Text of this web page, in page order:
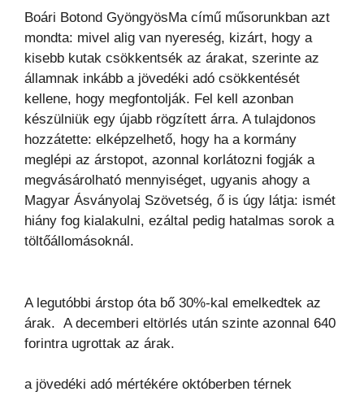
Boári Botond GyöngyösMa című műsorunkban azt
mondta: mivel alig van nyereség, kizárt, hogy a
kisebb kutak csökkentsék az árakat, szerinte az
államnak inkább a jövedéki adó csökkentését
kellene, hogy megfontolják. Fel kell azonban
készülniük egy újabb rögzített árra. A tulajdonos
hozzátette: elképzelhető, hogy ha a kormány
meglépi az árstopot, azonnal korlátozni fogják a
megvásárolható mennyiséget, ugyanis ahogy a
Magyar Ásványolaj Szövetség, ő is úgy látja: ismét
hiány fog kialakulni, ezáltal pedig hatalmas sorok a
töltőállomásoknál.
A legutóbbi árstop óta bő 30%-kal emelkedtek az
árak. A decemberi eltörlés után szinte azonnal 640
forintra ugrottak az árak.
a jövedéki adó mértékére októberben térnek